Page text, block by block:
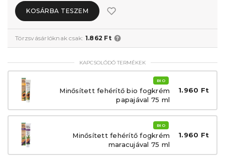
KOSÁRBA TESZEM
Törzsvásárlóknak csak: 1.862 Ft
KAPCSOLÓDÓ TERMÉKEK
BIO
Minősített fehérítő bio fogkrém
papajával 75 ml
1.960 Ft
BIO
Minősített fehérítő fogkrém
maracujával 75 ml
1.960 Ft